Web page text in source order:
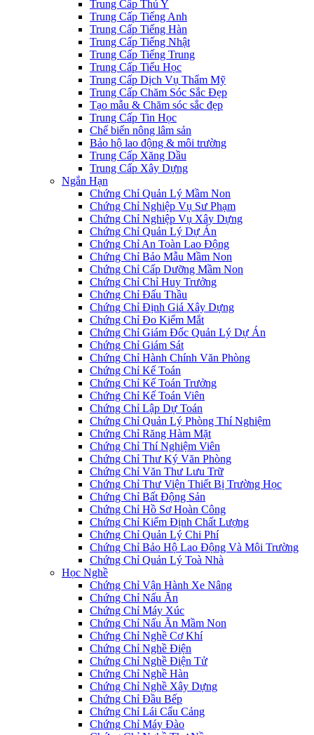
Trung Cấp Thú Y
Trung Cấp Tiếng Anh
Trung Cấp Tiếng Hàn
Trung Cấp Tiếng Nhật
Trung Cấp Tiếng Trung
Trung Cấp Tiểu Học
Trung Cấp Dịch Vụ Thẩm Mỹ
Trung Cấp Chăm Sóc Sắc Đẹp
Tạo mẫu & Chăm sóc sắc đẹp
Trung Cấp Tin Học
Chế biến nông lâm sản
Bảo hộ lao động & môi trường
Trung Cấp Xăng Dầu
Trung Cấp Xây Dựng
Ngắn Hạn
Chứng Chỉ Quản Lý Mầm Non
Chứng Chỉ Nghiệp Vụ Sư Phạm
Chứng Chỉ Nghiệp Vụ Xây Dựng
Chứng Chỉ Quản Lý Dự Án
Chứng Chỉ An Toàn Lao Động
Chứng Chỉ Bảo Mẫu Mầm Non
Chứng Chỉ Cấp Dưỡng Mầm Non
Chứng Chỉ Chỉ Huy Trưởng
Chứng Chỉ Đấu Thầu
Chứng Chỉ Định Giá Xây Dựng
Chứng Chỉ Đo Kiểm Mắt
Chứng Chỉ Giám Đốc Quản Lý Dự Án
Chứng Chỉ Giám Sát
Chứng Chỉ Hành Chính Văn Phòng
Chứng Chỉ Kế Toán
Chứng Chỉ Kế Toán Trưởng
Chứng Chỉ Kế Toán Viên
Chứng Chỉ Lập Dự Toán
Chứng Chỉ Quản Lý Phòng Thí Nghiệm
Chứng Chỉ Răng Hàm Mặt
Chứng Chỉ Thí Nghiệm Viên
Chứng Chỉ Thư Ký Văn Phòng
Chứng Chỉ Văn Thư Lưu Trữ
Chứng Chỉ Thư Viện Thiết Bị Trường Học
Chứng Chỉ Bất Động Sản
Chứng Chỉ Hồ Sơ Hoàn Công
Chứng Chỉ Kiểm Định Chất Lượng
Chứng Chỉ Quản Lý Chi Phí
Chứng Chỉ Bảo Hộ Lao Động Và Môi Trường
Chứng Chỉ Quản Lý Toà Nhà
Học Nghề
Chứng Chỉ Vận Hành Xe Nâng
Chứng Chỉ Nấu Ăn
Chứng Chỉ Máy Xúc
Chứng Chỉ Nấu Ăn Mầm Non
Chứng Chỉ Nghề Cơ Khí
Chứng Chỉ Nghề Điện
Chứng Chỉ Nghề Điện Tử
Chứng Chỉ Nghề Hàn
Chứng Chỉ Nghề Xây Dựng
Chứng Chỉ Đầu Bếp
Chứng Chỉ Lái Cẩu Cảng
Chứng Chỉ Máy Đào